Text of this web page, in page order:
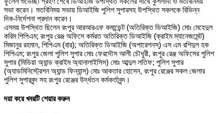
সভা করেন। মতবিনিময় সভায় ডিআইজি পুলিশ সুপারসহ উপস্থিত সকলকে বিভিন্ন
দিক-নির্দেশনা প্রদান করেন।
এসময় উপস্থিত ছিলেন রংপুর আরআরএফ কমান্ডেন্ট (অতিরিক্ত ডিআইজি) মোঃ মেহেদুল
করিম পিপিএম; রংপুর রেঞ্জ অফিসে কর্মরত অতিরিক্ত ডিআইজি (ক্রাইম ম্যানেজমেন্ট)
মিজানুর রহমান, পিপিএম (বার); অতিরিক্ত ডিআইজি (অপারেশনস্) এস এম রশিদুল হক
পিপিএম; রংপুর জেলা পুলিশ সুপার মোঃ ফেরদৌস আলী চৌধুরী, রংপুর রেঞ্জ অফিসের পুলিশ
সুপার (মিডিয়া অ্যান্ড ক্রাইম অ্যানালাইসিস) মোঃ আব্দুল লতিফ; পুলিশ সুপার
(অ্যাডমিনিস্ট্রেশন অ্যান্ড ফিন্যান্স) মোঃ আকতার হোসেন, রংপুর রেঞ্জের সকল জেলার
পুলিশ সুপারবৃন্দ সহ রংপুর রেঞ্জের উর্দ্ধতন কর্মকর্তাবৃন্দ।
দয়া করে খবরটি শেয়ার করুন